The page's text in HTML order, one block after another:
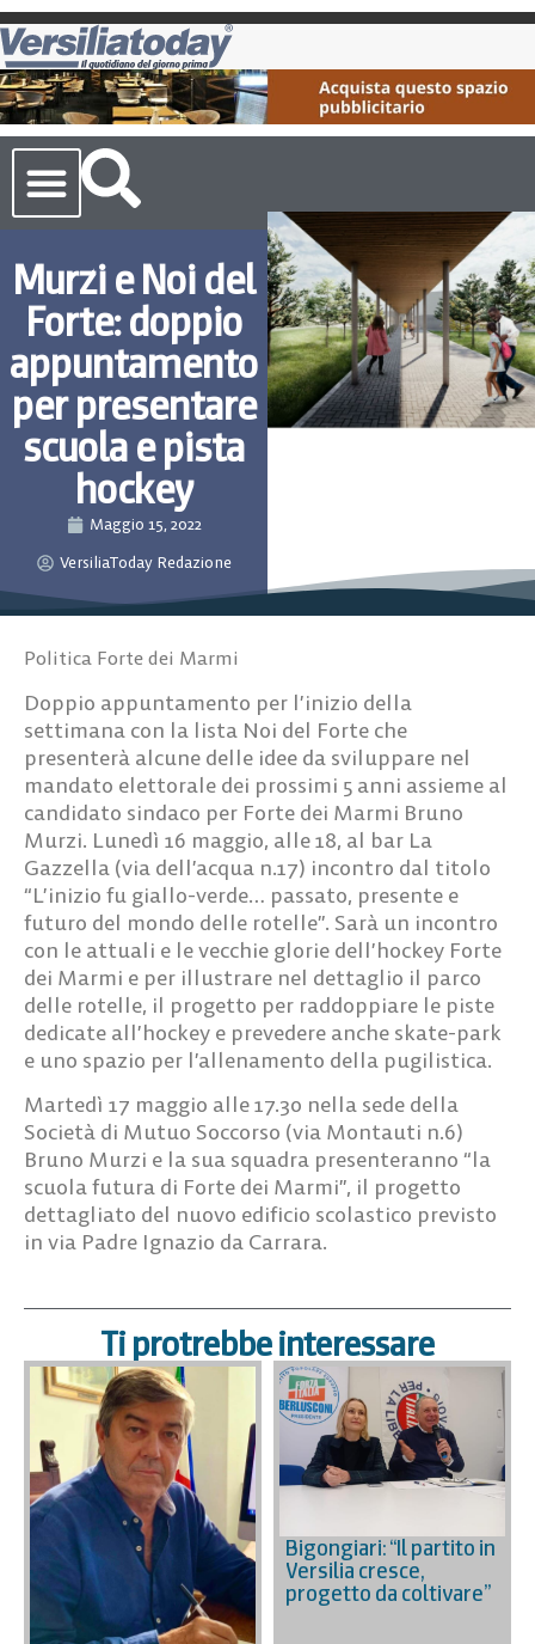
Murzi e Noi del
Forte: doppio
appuntamento
per presentare
scuola e pista
hockey
Maggio 15, 2022
VersiliaToday Redazione
Politica Forte dei Marmi
Doppio appuntamento per l’inizio della
settimana con la lista Noi del Forte che
presenterà alcune delle idee da sviluppare nel
mandato elettorale dei prossimi 5 anni assieme al
candidato sindaco per Forte dei Marmi Bruno
Murzi. Lunedì 16 maggio, alle 18, al bar La
Gazzella (via dell’acqua n.17) incontro dal titolo
“L’inizio fu giallo-verde… passato, presente e
futuro del mondo delle rotelle”. Sarà un incontro
con le attuali e le vecchie glorie dell’hockey Forte
dei Marmi e per illustrare nel dettaglio il parco
delle rotelle, il progetto per raddoppiare le piste
dedicate all’hockey e prevedere anche skate-park
e uno spazio per l’allenamento della pugilistica.
Martedì 17 maggio alle 17.30 nella sede della
Società di Mutuo Soccorso (via Montauti n.6)
Bruno Murzi e la sua squadra presenteranno “la
scuola futura di Forte dei Marmi”, il progetto
dettagliato del nuovo edificio scolastico previsto
in via Padre Ignazio da Carrara.
Ti protrebbe interessare
Bigongiari: “Il partito in
Versilia cresce,
progetto da coltivare”